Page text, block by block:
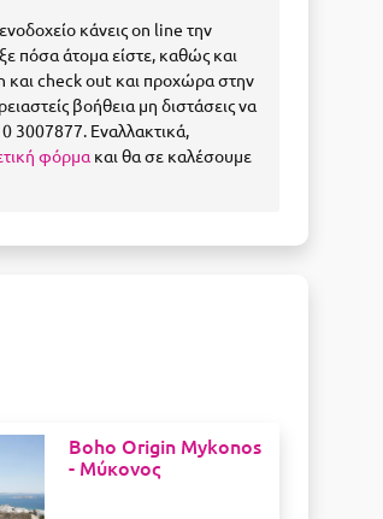
κάνεις on line την
πόσα άτομα είστε, καθώς και
και check out και προχώρα στην
βοήθεια μη διστάσεις να
3007877. Εναλλακτικά,
φόρμα και θα σε καλέσουμε
Boho Origin Mykonos
- Μύκονος